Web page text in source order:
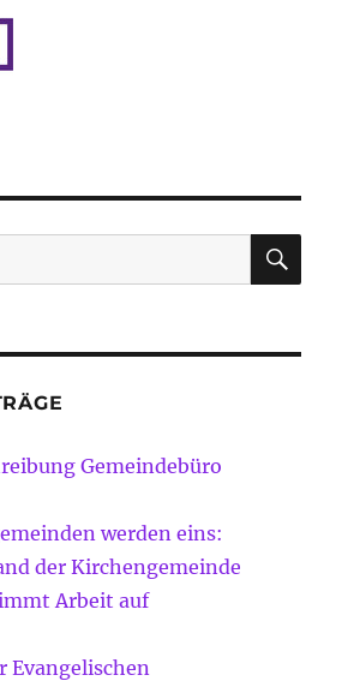
Gemeindebüro
werden eins:
der Kirchengemeinde
Arbeit auf
Evangelischen